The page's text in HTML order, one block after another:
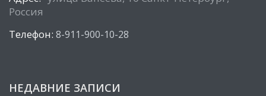
Россия
Телефон: 8-911-900-10-28
НЕДАВНИЕ ЗАПИСИ